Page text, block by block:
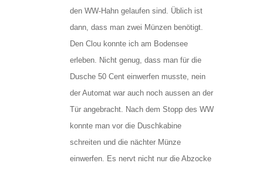
den WW-Hahn gelaufen sind. Üblich ist
dann, dass man zwei Münzen benötigt.
Den Clou konnte ich am Bodensee
erleben. Nicht genug, dass man für die
Dusche 50 Cent einwerfen musste, nein
der Automat war auch noch aussen an der
Tür angebracht. Nach dem Stopp des WW
konnte man vor die Duschkabine
schreiten und die nächter Münze
einwerfen. Es nervt nicht nur die Abzocke